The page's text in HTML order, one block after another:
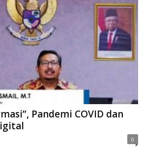
Pandemi COVID dan
0